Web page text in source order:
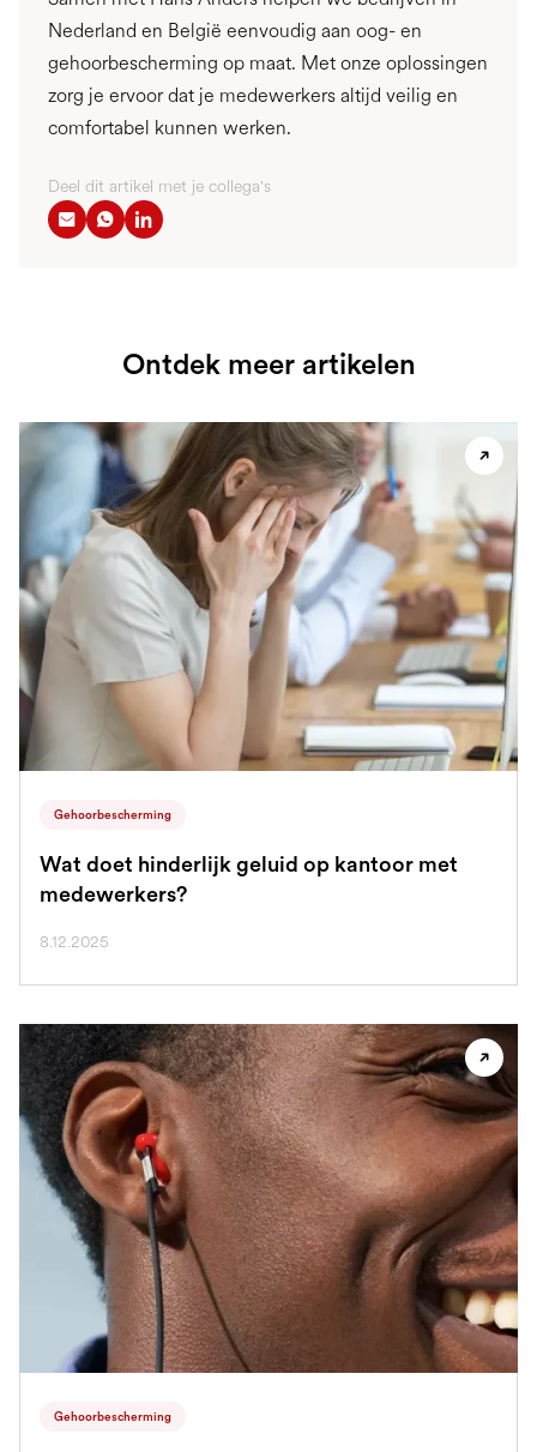
Nederland en België eenvoudig aan oog- en
gehoorbescherming op maat. Met onze oplossingen
zorg je ervoor dat je medewerkers altijd veilig en
comfortabel kunnen werken.
Deel dit artikel met je collega's
Ontdek meer artikelen
Gehoorbescherming
Wat doet hinderlijk geluid op kantoor met
medewerkers?
8.12.2025
Gehoorbescherming